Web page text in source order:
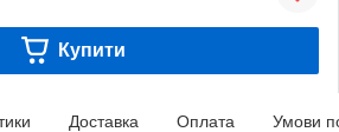
Купити
Доставка Оплата Умови